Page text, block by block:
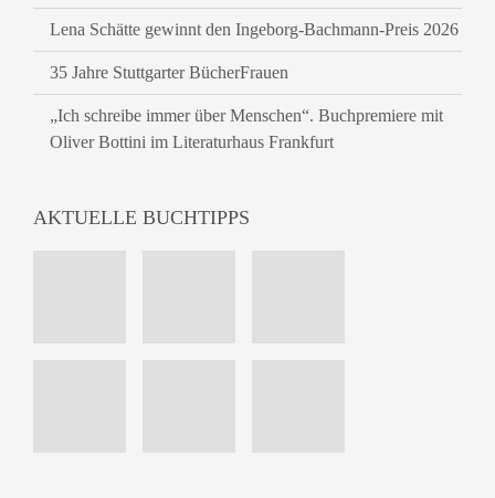
Lena Schätte gewinnt den Ingeborg-Bachmann-Preis 2026
35 Jahre Stuttgarter BücherFrauen
„Ich schreibe immer über Menschen“. Buchpremiere mit
Oliver Bottini im Literaturhaus Frankfurt
AKTUELLE BUCHTIPPS